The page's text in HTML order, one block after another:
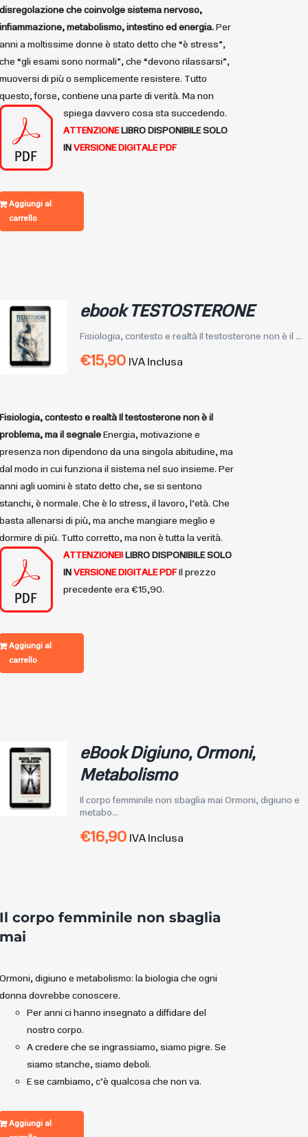
disregolazione che coinvolge sistema nervoso,
infiammazione, metabolismo, intestino ed energia.Per
anni a moltissime donne è stato detto che “è stress”,
che “gli esami sono normali”, che “devono rilassarsi”,
muoversi di più o semplicemente resistere. Tutto
questo, forse, contiene una parte di verità. Ma non
spiega davvero cosa sta succedendo.
ATTENZIONELIBRO DISPONIBILESOLO
INVERSIONE DIGITALE PDF
Aggiungi al
carrello
ebook TESTOSTERONE
Fisiologia, contesto e realtà Il testosterone non è il ...
€15,90 IVA Inclusa
Fisiologia, contesto e realtàIl testosterone non è il
problema, ma il segnaleEnergia, motivazione e
presenza non dipendono da una singola abitudine, ma
dal modo in cui funziona il sistema nel suo insieme. Per
anni agli uomini è stato detto che, se si sentono
stanchi, è normale. Che è lo stress, il lavoro, l’età. Che
basta allenarsi di più, ma anche mangiare meglio e
dormire di più. Tutto corretto, ma non è tutta la verità.
ATTENZIONE!!LIBRO DISPONIBILESOLO
INVERSIONE DIGITALE PDFIl prezzo
precedente era €15,90.
Aggiungi al
carrello
eBook Digiuno, Ormoni,
Metabolismo
Il corpo femminile non sbaglia mai Ormoni, digiuno e
metabo...
€16,90 IVA Inclusa
Il corpo femminile non sbaglia
mai
Ormoni, digiuno e metabolismo: la biologia che ogni
donna dovrebbe conoscere.
Per anni ci hanno insegnato a diffidare del
nostro corpo.
A credere che se ingrassiamo, siamo pigre. Se
siamo stanche, siamo deboli.
E se cambiamo, c’è qualcosa che non va.
Aggiungi al